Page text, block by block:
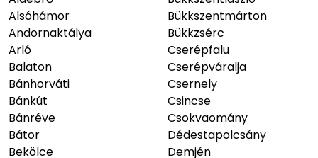
Alsóhámor
Andornaktálya
Arló
Balaton
Bánhorváti
Bánkút
Bánréve
Bátor
Bekölce
Bükkszentmárton
Bükkzsérc
Cserépfalu
Cserépváralja
Csernely
Csincse
Csokvaomány
Dédestapolcsány
Demjén